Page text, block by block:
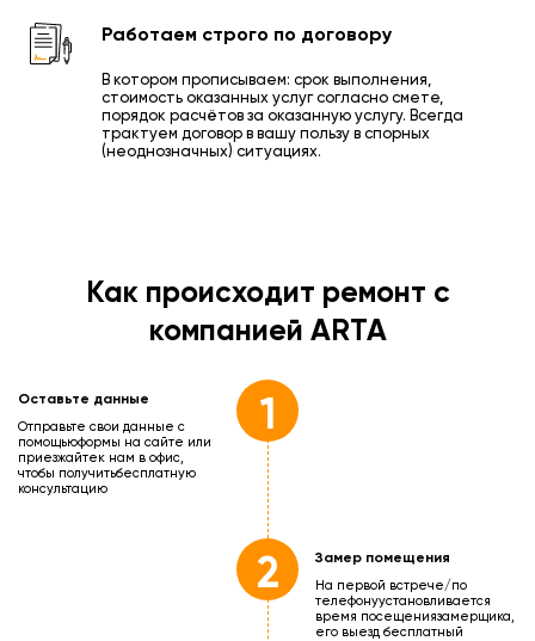
Работаем строго по договору
В котором прописываем: срок выполнения,
стоимость оказанных услуг согласно смете,
порядок расчётов за оказанную услугу. Всегда
трактуем договор в вашу пользу в спорных
(неоднозначных) ситуациях.
Как происходит ремонт с
компанией ARTA
Оставьте данные
Отправьте свои данные с
помощьюформы на сайте или
приезжайтек нам в офис,
чтобы получитьбесплатную
консультацию
1
Замер помещения
На первой встрече/по
телефонуустановливается
время посещениязамерщика,
его выезд бесплатный
2